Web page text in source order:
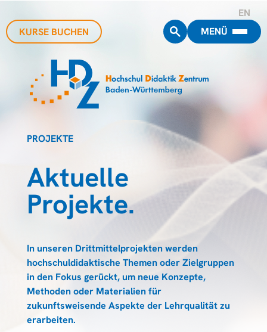
EN
KURSE BUCHEN
MENÜ
PROJEKTE
Aktuelle
Projekte.
In unseren Drittmittelprojekten werden
hochschuldidaktische Themen oder Zielgruppen
in den Fokus gerückt, um neue Konzepte,
Methoden oder Materialien für
zukunftsweisende Aspekte der Lehrqualität zu
erarbeiten.